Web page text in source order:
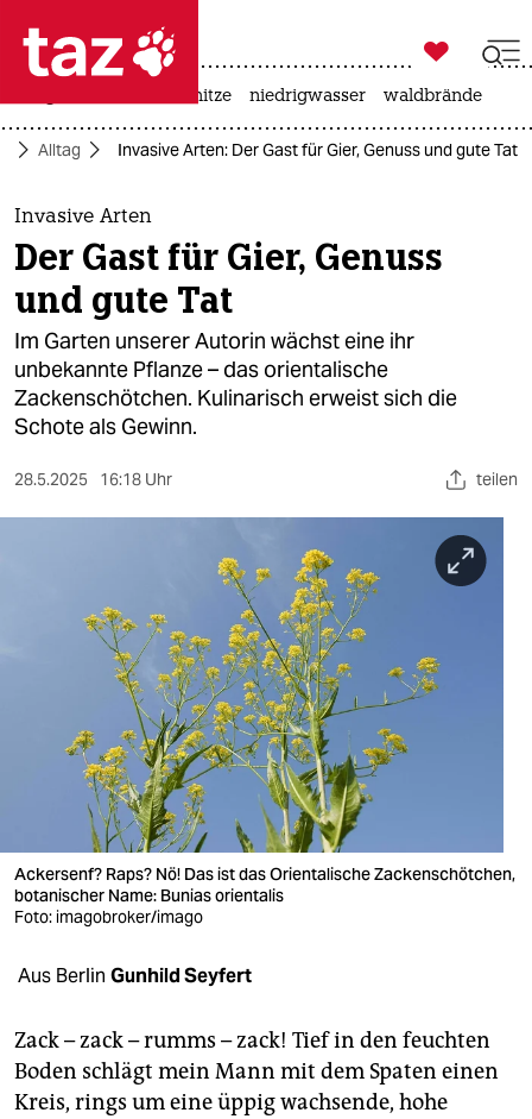
 taz zahl ich
taz zahl ich
themen
politik
öko
gesellschaft
kultur
sport
wahrheit
verlag
veranstaltungen
fragen & hilfe
unterstützen
abo
epaper login

taz zahl ich
hitze niedrigwasser waldbrände
Alltag Invasive Arten: Der Gast für Gier, Genuss und gute Tat
Invasive Arten
Der Gast für Gier, Genuss
und gute Tat
Im Garten unserer Autorin wächst eine ihr
unbekannte Pflanze – das orientalische
Zackenschötchen. Kulinarisch erweist sich die
Schote als Gewinn.
28.5.2025 16:18 Uhr teilen
Ackersenf? Raps? Nö! Das ist das Orientalische Zacken­schötchen,
botanischer Name: Bunias orientalis
Foto: imagobroker/imago
Aus Berlin Gunhild Seyfert
Zack – zack – rumms – zack! Tief in den feuchten
Boden schlägt mein Mann mit dem Spaten einen
Kreis, rings um eine üppig wachsende, hohe